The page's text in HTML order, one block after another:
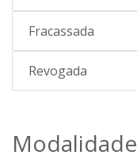
Fracassada
Revogada
Modalidade